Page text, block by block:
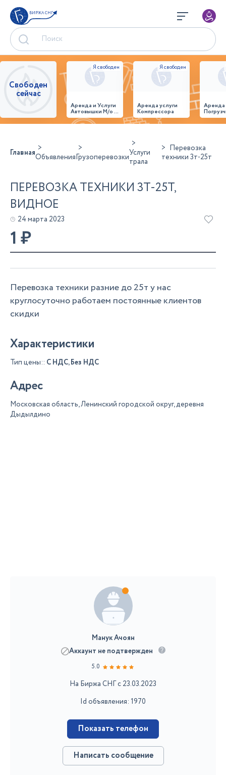
БИРЖА СНГ
Свободен
сейчас
Аренда и Услуги
Автовышки М/о г.
Домодедово
26,28,32 место
Аренда услуги
Компрессора
ГлавнаяОбъявленияГрузоперевозкиУслуги
трала
Перевозка
техники 3т-25т
ПЕРЕВОЗКА ТЕХНИКИ 3Т-25Т,
ВИДНОЕ
24 марта 2023
1₽
Перевозка техники разние до 25т у нас
круглосуточно работаем постоянные клиентов
скидки
Характеристики
Тип цены:: С НДС, Без НДС
Адрес
Московская область, Ленинский городской округ, деревня
Дыдылдино
Манук Ачоян
Аккаунт не подтвержден
5.0
На Биржа СНГ с 23.03.2023
Id объявления: 1970
Показать телефон
Написать сообщение